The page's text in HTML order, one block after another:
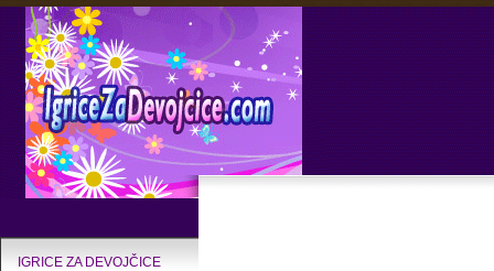
IGRICE ZA DEVOJČICE